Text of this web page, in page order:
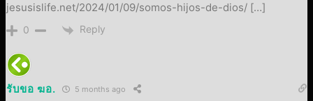
jesusislife.net/2024/01/09/somos-hijos-de-dios/ […]
0 Reply
รับขอ ฆอ. 5 months ago